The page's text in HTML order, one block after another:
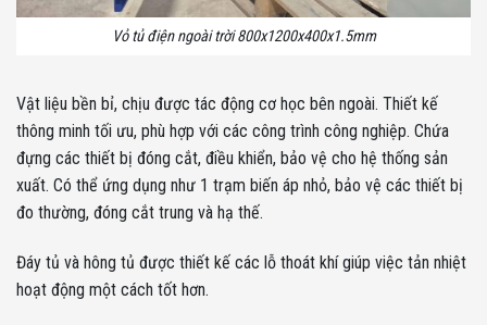
Vỏ tủ điện ngoài trời 800x1200x400x1.5mm
Vật liệu bền bỉ, chịu được tác động cơ học bên ngoài. Thiết kế
thông minh tối ưu, phù hợp với các công trình công nghiệp. Chứa
đựng các thiết bị đóng cắt, điều khiển, bảo vệ cho hệ thống sản
xuất. Có thể ứng dụng như 1 trạm biến áp nhỏ, bảo vệ các thiết bị
đo thường, đóng cắt trung và hạ thế.
Đáy tủ và hông tủ được thiết kế các lỗ thoát khí giúp việc tản nhiệt
hoạt động một cách tốt hơn.